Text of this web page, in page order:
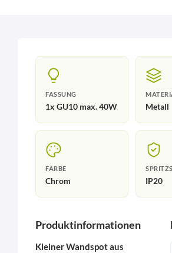
FASSUNG
1x GU10 max. 40W Metall
FARBE
Chrom IP20
Produktinformationen
Kleiner Wandspot aus